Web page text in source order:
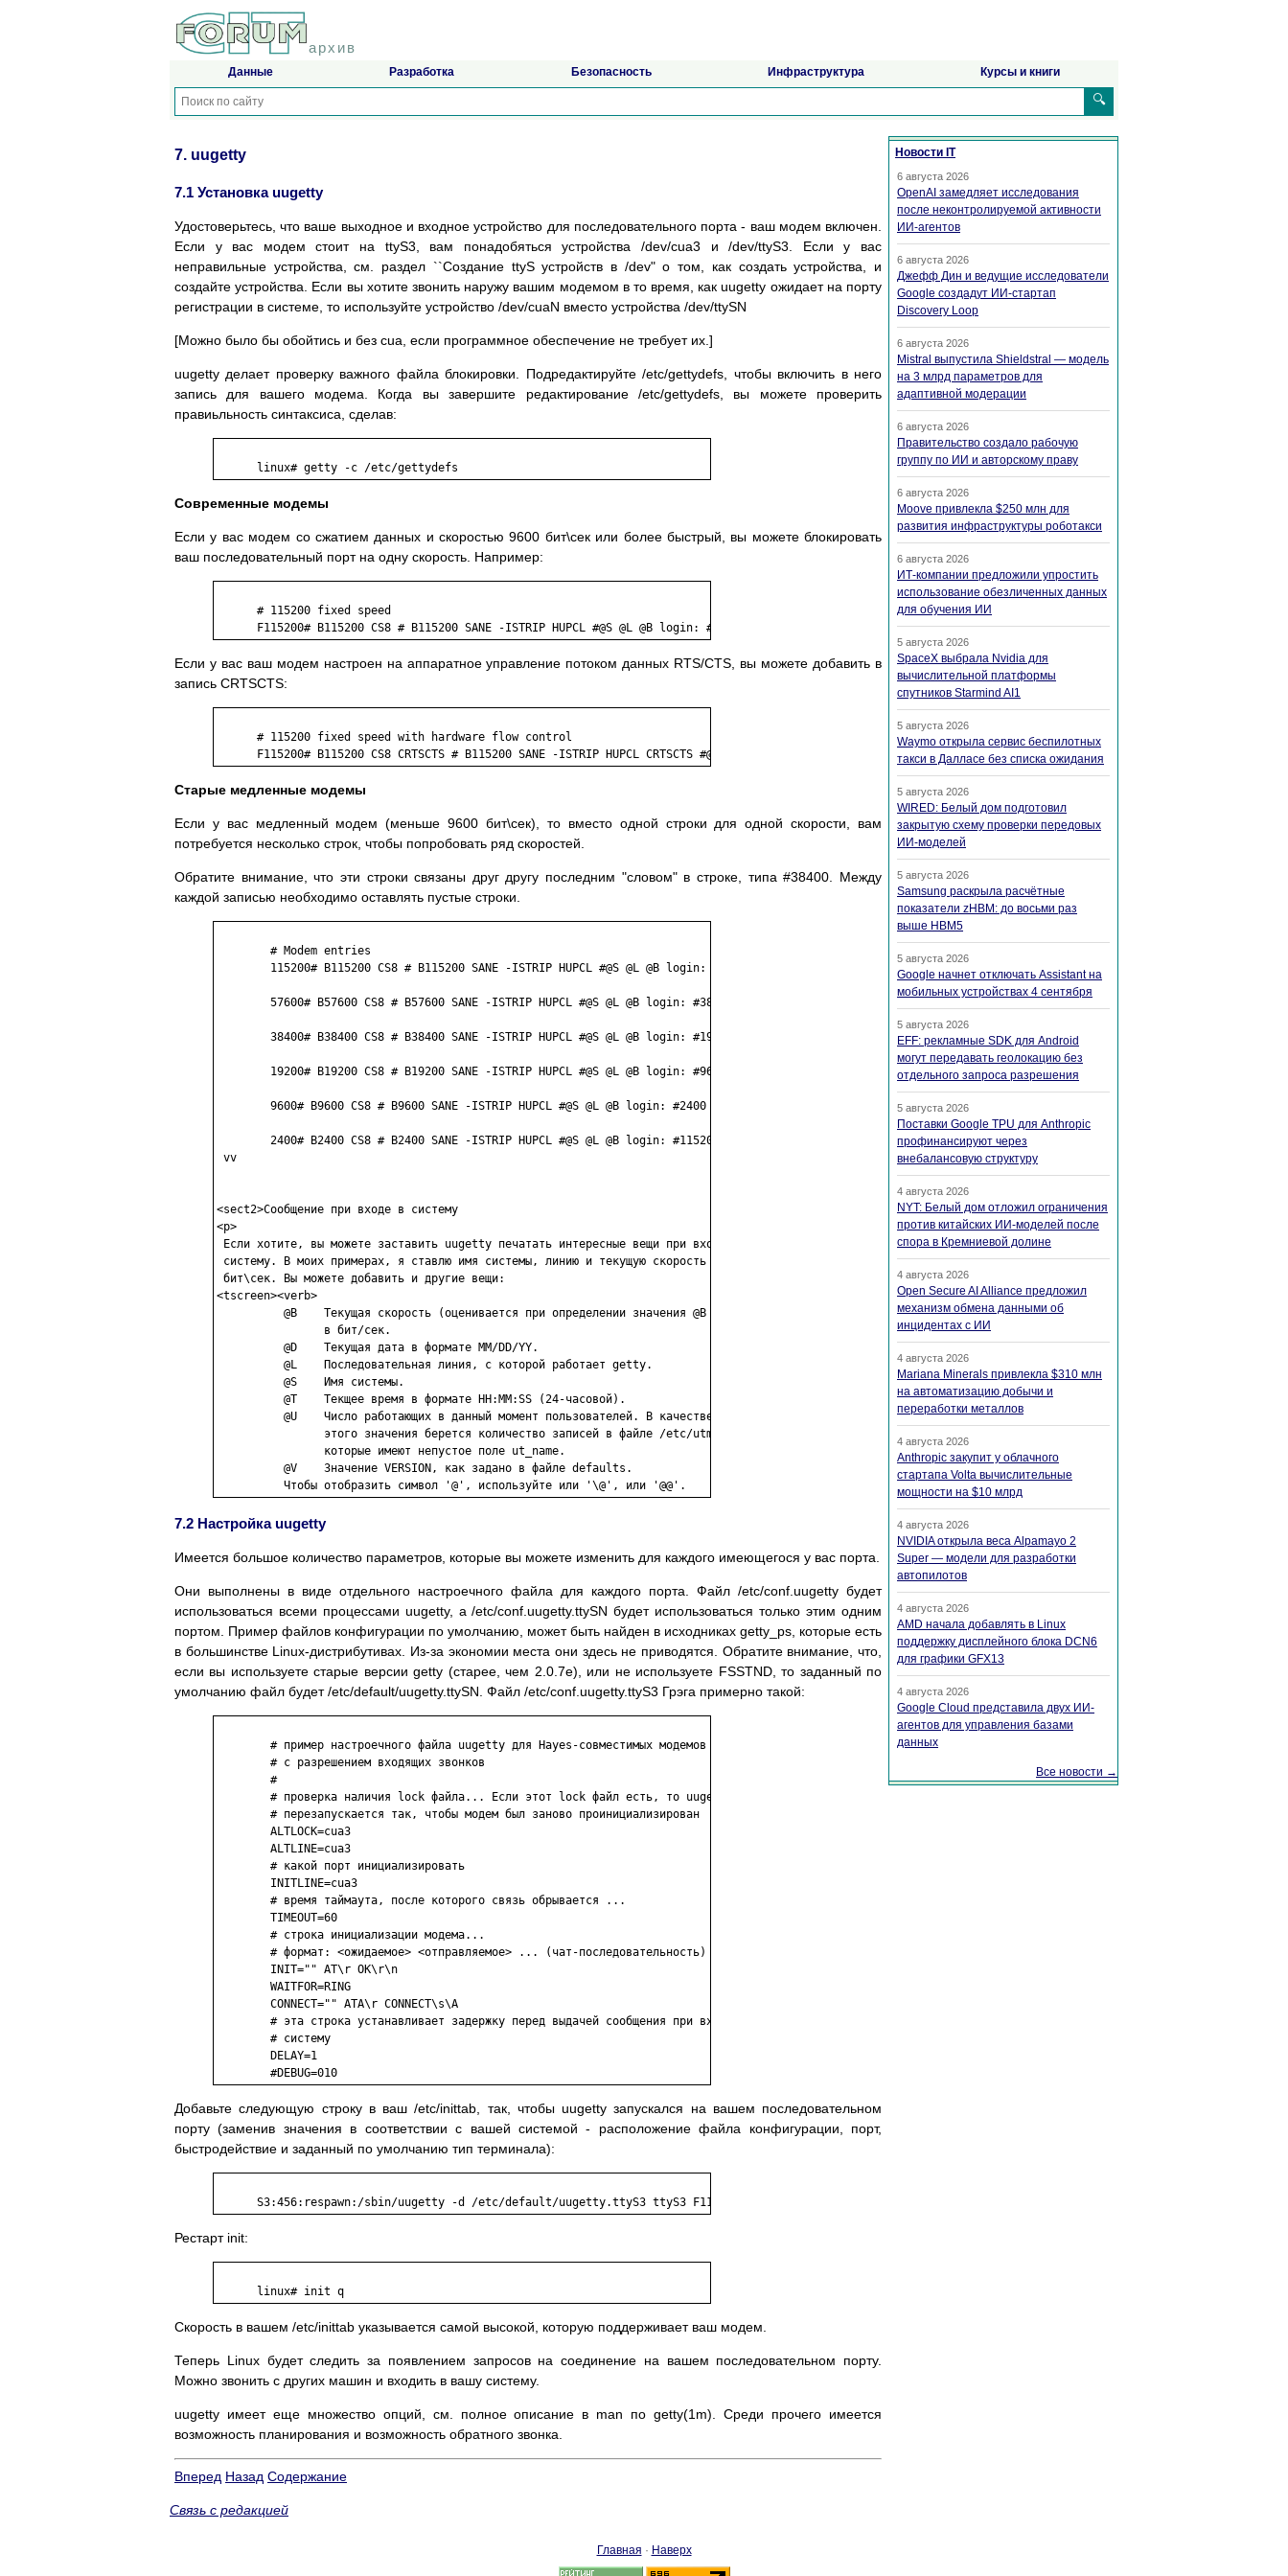
архив
Данные Разработка Безопасность Инфраструктура Курсы и книги
🔍
7. uugetty
7.1 Установка uugetty
Удостоверьтесь, что ваше выходное и входное устройство для последовательного порта - ваш модем включен.
Если у вас модем стоит на ttyS3, вам понадобяться устройства /dev/cua3 и /dev/ttyS3. Если у вас
неправильные устройства, см. раздел ``Создание ttyS устройств в /dev" о том, как создать устройства, и
создайте устройства. Если вы хотите звонить наружу вашим модемом в то время, как uugetty ожидает на порту
регистрации в системе, то используйте устройство /dev/cuaN вместо устройства /dev/ttySN
[Можно было бы обойтись и без cua, если программное обеспечение не требует их.]
uugetty делает проверку важного файла блокировки. Подредактируйте /etc/gettydefs, чтобы включить в него
запись для вашего модема. Когда вы завершите редактирование /etc/gettydefs, вы можете проверить
правиьльность синтаксиса, сделав:
Современные модемы
Если у вас модем со сжатием данных и скоростью 9600 бит\сек или более быстрый, вы можете блокировать
ваш последовательный порт на одну скорость. Например:
      # 115200 fixed speed
Если у вас ваш модем настроен на аппаратное управление потоком данных RTS/CTS, вы можете добавить в
запись CRTSCTS:
      # 115200 fixed speed with hardware flow control
Старые медленные модемы
Если у вас медленный модем (меньше 9600 бит\сек), то вместо одной строки для одной скорости, вам
потребуется несколько строк, чтобы попробовать ряд скоростей.
Обратите внимание, что эти строки связаны друг другу последним "словом" в строке, типа #38400. Между
каждой записью необходимо оставлять пустые строки.
        # Modem entries
        115200# B115200 CS8 # B115200 SANE -ISTRIP HUPCL #@S @L @B login: #57600
        57600# B57600 CS8 # B57600 SANE -ISTRIP HUPCL #@S @L @B login: #38400
        38400# B38400 CS8 # B38400 SANE -ISTRIP HUPCL #@S @L @B login: #19200
        19200# B19200 CS8 # B19200 SANE -ISTRIP HUPCL #@S @L @B login: #9600
        9600# B9600 CS8 # B9600 SANE -ISTRIP HUPCL #@S @L @B login: #2400
        2400# B2400 CS8 # B2400 SANE -ISTRIP HUPCL #@S @L @B login: #115200
vv
<sect2>Сообщение при входе в систему
<p>
Если хотите, вы можете заставить uugetty печатать интересные вещи при входе в
систему. В моих примерах, я ставлю имя системы, линию и текущую скорость
бит\сек. Вы можете добавить и другие вещи:
<tscreen><verb>
          @B    Текущая скорость (оценивается при определении значения @B )
                в бит/сек.
          @D    Текущая дата в формате MM/DD/YY.
          @L    Последовательная линия, с которой работает getty.
          @S    Имя системы.
          @T    Текщее время в формате HH:MM:SS (24-часовой).
          @U    Число работающих в данный момент пользователей. В качестве
                этого значения берется количество записей в файле /etc/utmp,
                которые имеют непустое поле ut_name.
          @V    Значение VERSION, как задано в файле defaults.
7.2 Настройка uugetty
Имеется большое количество параметров, которые вы можете изменить для каждого имеющегося у вас порта.
Они выполнены в виде отдельного настроечного файла для каждого порта. Файл /etc/conf.uugetty будет
использоваться всеми процессами uugetty, а /etc/conf.uugetty.ttySN будет использоваться только этим одним
портом. Пример файлов конфигурации по умолчанию, может быть найден в исходниках getty_ps, которые есть
в большинстве Linux-дистрибутивах. Из-за экономии места они здесь не приводятся. Обратите внимание, что,
если вы используете старые версии getty (старее, чем 2.0.7e), или не используете FSSTND, то заданный по
умолчанию файл будет /etc/default/uugetty.ttySN. Файл /etc/conf.uugetty.ttyS3 Грэга примерно такой:
        # пример настроечного файла uugetty для Hayes-совместимых модемов
        # с разрешением входящих звонков
        #
        # проверка наличия lock файла... Если этот lock файл есть, то uugetty
        # перезапускается так, чтобы модем был заново проинициализирован
        ALTLOCK=cua3
        ALTLINE=cua3
        # какой порт инициализировать
        INITLINE=cua3
        # время таймаута, после которого связь обрывается ...
        TIMEOUT=60
        # строка инициализации модема...
        # формат: <ожидаемое> <отправляемое> ... (чат-последовательность)
        INIT="" AT\r OK\r\n
        WAITFOR=RING
        CONNECT="" ATA\r CONNECT\s\A
        # эта строка устанавливает задержку перед выдачей сообщения при входе в
        # систему
        DELAY=1
Добавьте следующую строку в ваш /etc/inittab, так, чтобы uugetty запускался на вашем последовательном
порту (заменив значения в соответствии с вашей системой - расположение файла конфигурации, порт,
быстродействие и заданный по умолчанию тип терминала):
Рестарт init:
Скорость в вашем /etc/inittab указывается самой высокой, которую поддерживает ваш модем.
Теперь Linux будет следить за появлением запросов на соединение на вашем последовательном порту.
Можно звонить с других машин и входить в вашу систему.
uugetty имеет еще множество опций, см. полное описание в man по getty(1m). Среди прочего имеется
возможность планирования и возможность обратного звонка.
Вперед Назад Содержание
Новости IT
6 августа 2026
OpenAI замедляет исследования
после неконтролируемой активности
ИИ-агентов
6 августа 2026
Джефф Дин и ведущие исследователи
Google создадут ИИ-стартап
Discovery Loop
6 августа 2026
Mistral выпустила Shieldstral — модель
на 3 млрд параметров для
адаптивной модерации
6 августа 2026
Правительство создало рабочую
группу по ИИ и авторскому праву
6 августа 2026
Moove привлекла $250 млн для
развития инфраструктуры роботакси
6 августа 2026
ИТ-компании предложили упростить
использование обезличенных данных
для обучения ИИ
5 августа 2026
SpaceX выбрала Nvidia для
вычислительной платформы
спутников Starmind AI1
5 августа 2026
Waymo открыла сервис беспилотных
такси в Далласе без списка ожидания
5 августа 2026
WIRED: Белый дом подготовил
закрытую схему проверки передовых
ИИ-моделей
5 августа 2026
Samsung раскрыла расчётные
показатели zHBM: до восьми раз
выше HBM5
5 августа 2026
Google начнет отключать Assistant на
мобильных устройствах 4 сентября
5 августа 2026
EFF: рекламные SDK для Android
могут передавать геолокацию без
отдельного запроса разрешения
5 августа 2026
Поставки Google TPU для Anthropic
профинансируют через
внебалансовую структуру
4 августа 2026
NYT: Белый дом отложил ограничения
против китайских ИИ-моделей после
спора в Кремниевой долине
4 августа 2026
Open Secure AI Alliance предложил
механизм обмена данными об
инцидентах с ИИ
4 августа 2026
Mariana Minerals привлекла $310 млн
на автоматизацию добычи и
переработки металлов
4 августа 2026
Anthropic закупит у облачного
стартапа Volta вычислительные
мощности на $10 млрд
4 августа 2026
NVIDIA открыла веса Alpamayo 2
Super — модели для разработки
автопилотов
4 августа 2026
AMD начала добавлять в Linux
поддержку дисплейного блока DCN6
для графики GFX13
4 августа 2026
Google Cloud представила двух ИИ-
агентов для управления базами
данных
Все новости →
Связь с редакцией
Главная · Наверх